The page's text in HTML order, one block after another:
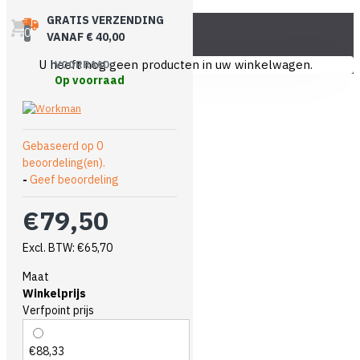
0
U heeft nog geen producten in uw winkelwagen.
GRATIS VERZENDING
VANAF € 40,00
VOORRAAD:
Op voorraad
Gebaseerd op 0
beoordeling(en).
- Geef beoordeling
€79,50
Excl. BTW: €65,70
Maat
Winkelprijs
Verfpoint prijs
€88,33